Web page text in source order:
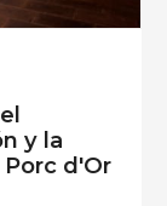
y la
d'Or